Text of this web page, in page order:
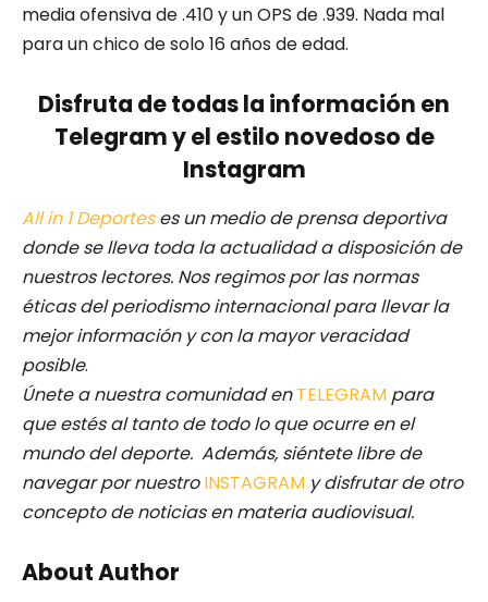
media ofensiva de .410 y un OPS de .939. Nada mal
para un chico de solo 16 años de edad.
Disfruta de todas la información en
Telegram y el estilo novedoso de
Instagram
All in 1 Deporteses un medio de prensa deportiva
donde se lleva toda la actualidad a disposición de
nuestros lectores. Nos regimos por las normas
éticas del periodismo internacional para llevar la
mejor información y con la mayor veracidad
posible.
Únete a nuestra comunidad enTELEGRAM para
que estés al tanto de todo lo que ocurre en el
mundo del deporte. Además, siéntete libre de
navegar por nuestro INSTAGRAM y disfrutar de otro
concepto de noticias en materia audiovisual.
About Author